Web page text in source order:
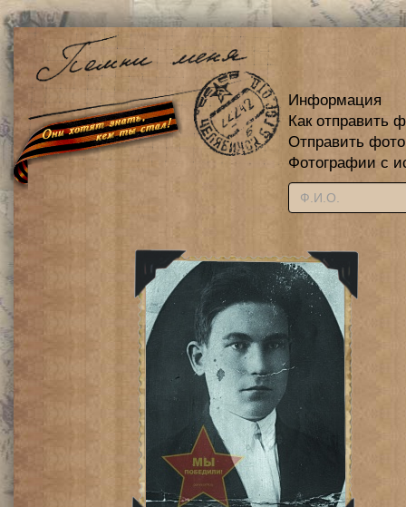
Информация
Как отправить
Отправить
Фотографии с